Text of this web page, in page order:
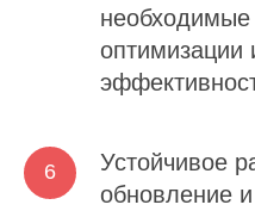
необходимые
Устойчивое
обновление